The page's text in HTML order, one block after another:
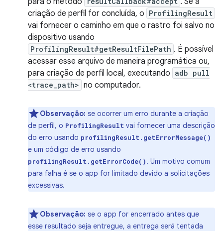
criação de perfil for concluída, o ProfilingResult
vai fornecer o caminho em que o rastro foi salvo no
dispositivo usando
ProfilingResult#getResultFilePath . É possível
acessar esse arquivo de maneira programática ou,
para criação de perfil local, executando adb pull
<trace_path> no computador.
Observação: se ocorrer um erro durante a criação
de perfil, o ProfilingResult vai fornecer uma descrição
do erro usando profilingResult.getErrorMessage()
e um código de erro usando
profilingResult.getErrorCode(). Um motivo comum
para falha é se o app for limitado devido a solicitações
excessivas.
Observação: se o app for encerrado antes que
esse resultado seja entregue, a entrega será tentada